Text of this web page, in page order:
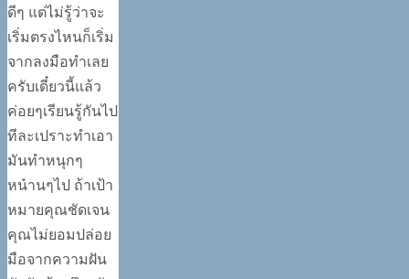
ดีๆ แต่ไม่รู้ว่าจะ
เริ่มตรงไหนก็เริ่ม
จากลงมือทำเลย
ครับเดี๋ยวนี้แล้ว
ค่อยๆเรียนรู้กันไป
ทีละเปราะทำเอา
มันทำหนุกๆ
หน๋านๆไป ถ้าเป้า
หมายคุณชัดเจน
คุณไม่ยอมปล่อย
มือจากความฝัน